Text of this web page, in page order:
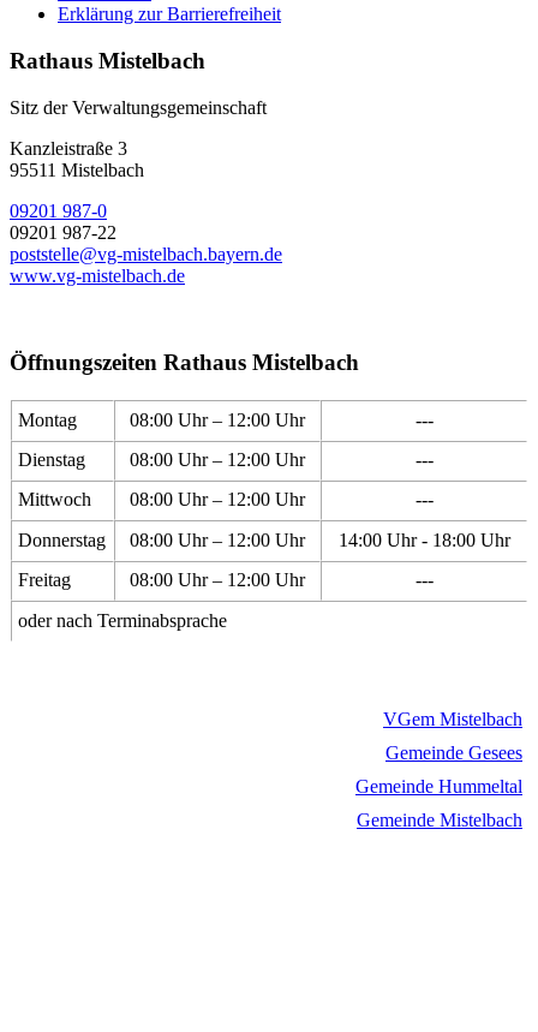
Erklärung zur Barrierefreiheit
Rathaus Mistelbach
Sitz der Verwaltungsgemeinschaft
Kanzleistraße 3
95511 Mistelbach
09201 987-0
09201 987-22
poststelle@vg-mistelbach.bayern.de
www.vg-mistelbach.de
Öffnungszeiten Rathaus Mistelbach
Montag 08:00 Uhr – 12:00 Uhr
---
Dienstag
08:00 Uhr – 12:00 Uhr
---
Mittwoch
08:00 Uhr – 12:00 Uhr
---
Donnerstag
08:00 Uhr – 12:00 Uhr
14:00 Uhr - 18:00 Uhr
Freitag
08:00 Uhr – 12:00 Uhr
---
oder nach Terminabsprache
VGem Mistelbach
Gemeinde Gesees
Gemeinde Hummeltal
Gemeinde Mistelbach